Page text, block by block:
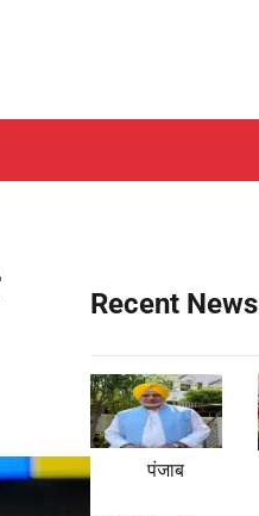
Recent News
पंजाब